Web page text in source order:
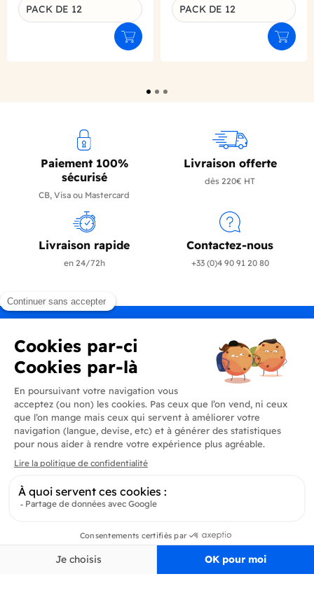
Déclinaison du produit
PACK DE 12
Ajouter au panier
Déclinaison du produit
PACK DE 12
Paiement 100%
sécurisé
CB, Visa ou Mastercard
Livraison offerte
dès 220€ HT
Livraison rapide
en 24/72h
Contactez-nous
+33 (0)4 90 91 20 80
Produits
En savoir plus